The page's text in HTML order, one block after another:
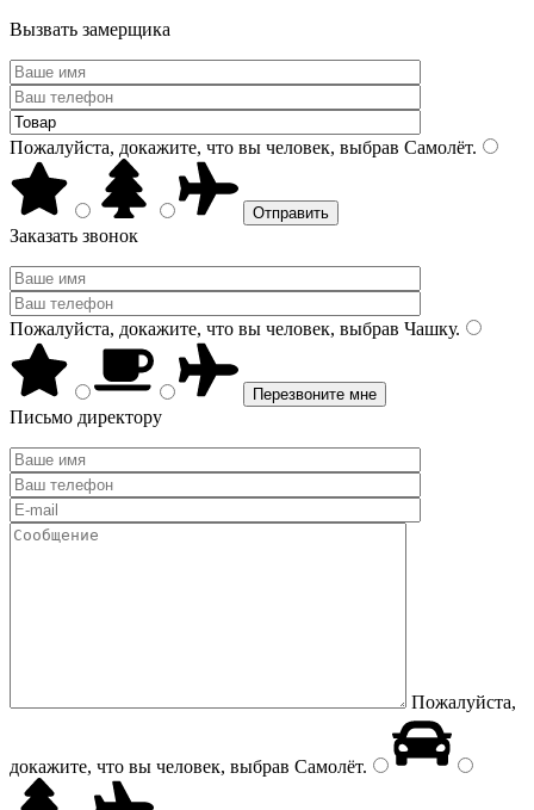
Вызвать замерщика
Пожалуйста, докажите, что вы человек, выбрав Самолёт.
Заказать звонок
Пожалуйста, докажите, что вы человек, выбрав Чашку.
Письмо директору
Пожалуйста,
докажите, что вы человек, выбрав Самолёт.